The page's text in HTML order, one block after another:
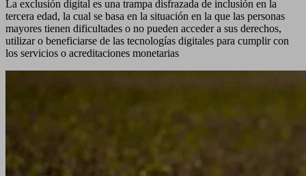
La exclusión digital es una trampa disfrazada de inclusión en la
tercera edad, la cual se basa en la situación en la que las personas
mayores tienen dificultades o no pueden acceder a sus derechos,
utilizar o beneficiarse de las tecnologías digitales para cumplir con
los servicios o acreditaciones monetarias